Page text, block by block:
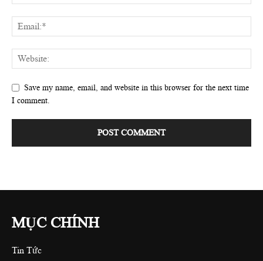
Save my name, email, and website in this browser for the next time
I comment.
MỤC CHÍNH
Tin Tức